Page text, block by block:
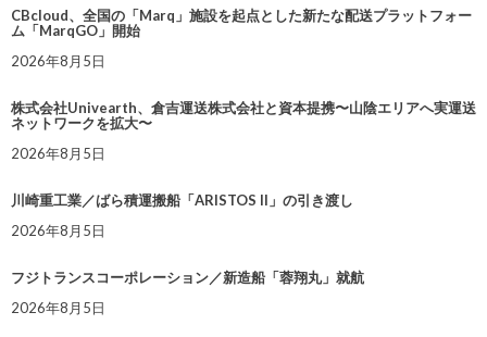
CBcloud、全国の「Marq」施設を起点とした新たな配送プラットフォー
ム「MarqGO」開始
2026年8月5日
株式会社Univearth、倉吉運送株式会社と資本提携〜山陰エリアへ実運送
ネットワークを拡大〜
2026年8月5日
川崎重工業／ばら積運搬船「ARISTOS II」の引き渡し
2026年8月5日
フジトランスコーポレーション／新造船「蓉翔丸」就航
2026年8月5日